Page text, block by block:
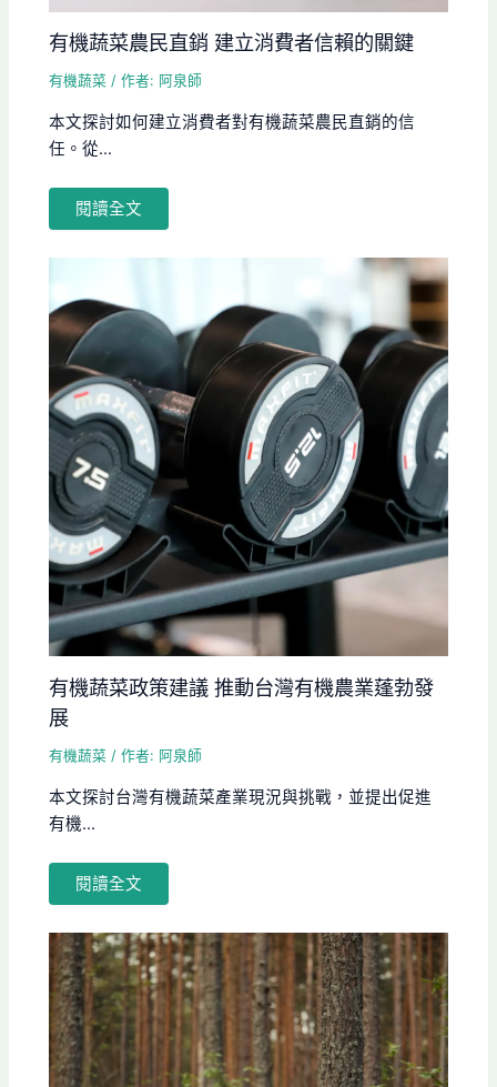
有機蔬菜農民直銷 建立消費者信賴的關鍵
有機蔬菜 / 作者: 阿泉師
本文探討如何建立消費者對有機蔬菜農民直銷的信
任。從...
閱讀全文
有機蔬菜政策建議 推動台灣有機農業蓬勃發
展
有機蔬菜 / 作者: 阿泉師
本文探討台灣有機蔬菜產業現況與挑戰，並提出促進
有機...
閱讀全文